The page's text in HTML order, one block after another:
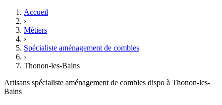
Accueil
›
Métiers
›
Spécialiste aménagement de combles
›
Thonon-les-Bains
Artisans spécialiste aménagement de combles dispo à Thonon-les-
Bains